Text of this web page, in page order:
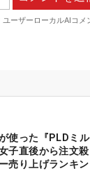
使った『PLDミル
子直後から注文殺
売り上げランキン